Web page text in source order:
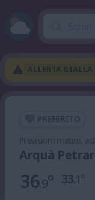
Arquà
36.9° 33.1°